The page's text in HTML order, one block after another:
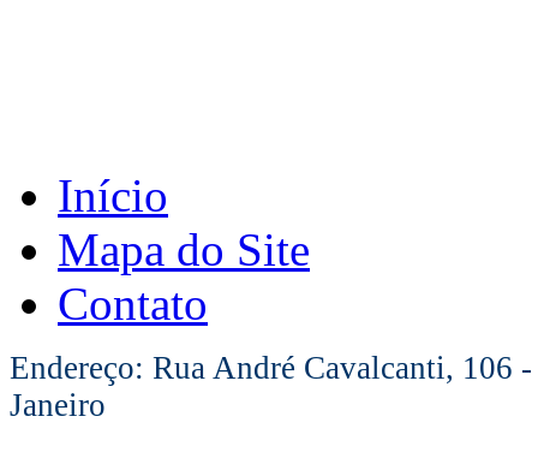
Início
Mapa do Site
Contato
Endereço: Rua André Cavalcanti, 106
Janeiro